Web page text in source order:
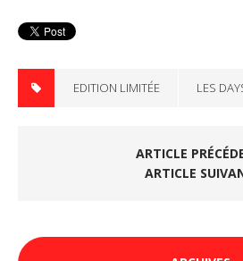
EDITION LIMITÉE LES
ARTICLE
ARTICLE